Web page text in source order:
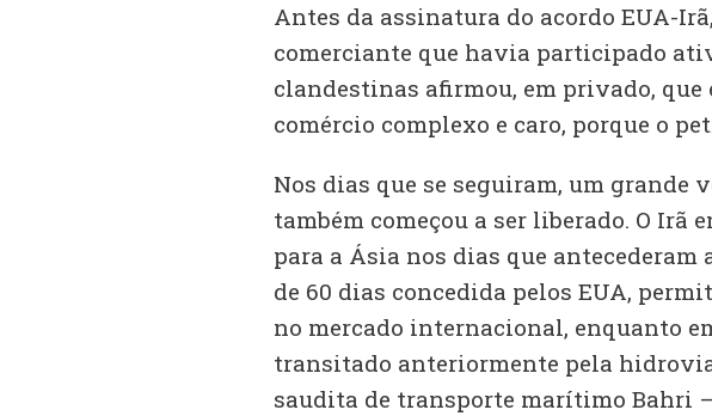
Antes da assinatura do acordo EUA-
comerciante que havia participado
clandestinas afirmou, em privado, que
comércio complexo e caro, porque o
Nos dias que se seguiram, um grande
também começou a ser liberado. O Irã
para a Ásia nos dias que antecederam
de 60 dias concedida pelos EUA,
no mercado internacional, enquanto
transitado anteriormente pela
saudita de transporte marítimo Bahri